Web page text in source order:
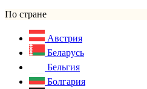
По стране
Австрия
Беларусь
Бельгия
Болгария